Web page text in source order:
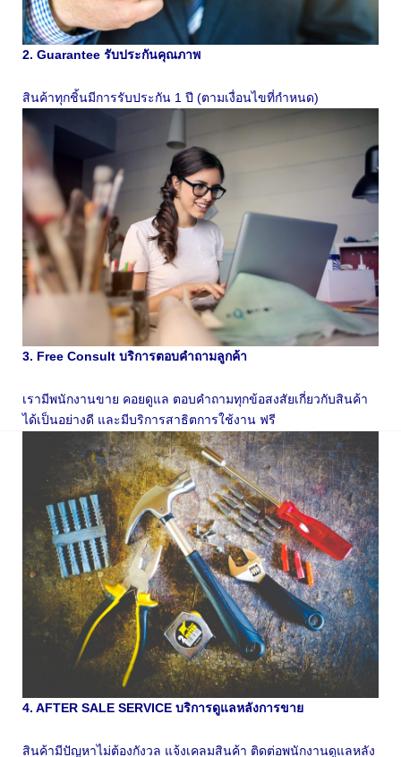
2. Guarantee รับประกันคุณภาพ
สินค้าทุกชิ้นมีการรับประกัน 1 ปี (ตามเงื่อนไขที่กำหนด)
3. Free Consult บริการตอบคำถามลูกค้า
เรามีพนักงานขาย คอยดูแล ตอบคำถามทุกข้อสงสัยเกี่ยวกับสินค้า
ได้เป็นอย่างดี และมีบริการสาธิตการใช้งาน ฟรี
4. AFTER SALE SERVICE บริการดูแลหลังการขาย
สินค้ามีปัญหาไม่ต้องกังวล แจ้งเคลมสินค้า ติดต่อพนักงานดูแลหลัง